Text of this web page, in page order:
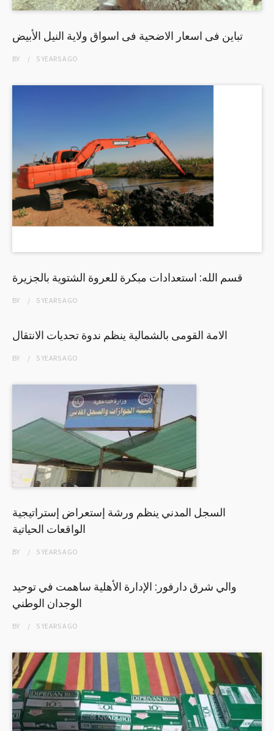
تباين فى اسعار الاضحية فى اسواق ولاية النيل الأبيض
BY 5 YEARSAGO
قسم الله: استعدادات مبكرة للعروة الشتوية بالجزيرة
BY 5 YEARSAGO
الامة القومى بالشمالية ينظم ندوة تحديات الانتقال
BY 5 YEARSAGO
السجل المدني ينظم ورشة إستعراض إستراتيجية
الواقعات الحياتية
BY 5 YEARSAGO
والي شرق دارفور: الإدارة الأهلية ساهمت في توحيد
الوجدان الوطني
BY 5 YEARSAGO